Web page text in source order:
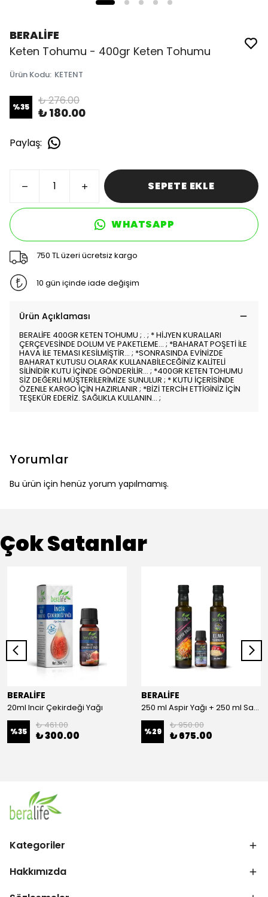
BERALİFE
Keten Tohumu - 400gr Keten Tohumu
Ürün Kodu: KETENT
%35 ₺ 276.00
₺ 180.00
Paylaş:
SEPETE EKLE
WHATSAPP
750 TL üzeri ücretsiz kargo
10 gün içinde iade değişim
Ürün Açıklaması
BERALİFE 400GR KETEN TOHUMU ; . ; * HİJYEN KURALLARI
ÇERÇEVESİNDE DOLUM VE PAKETLEME... ; *BAHARAT POŞETİ İLE
HAVA İLE TEMASI KESİLMİŞTİR... ; *SONRASINDA EVİNİZDE
BAHARAT KUTUSU OLARAK KULLANABİLECEĞİNİZ KALİTELİ
SİLİNİDİR KUTU İÇİNDE GÖNDERİLİR... ; *400GR KETEN TOHUMU
SİZ DEĞERLİ MÜŞTERİLERİMİZE SUNULUR ; * KUTU İÇERİSİNDE
ÖZENLE KARGO İÇİN HAZIRLANIR ; *BİZİ TERCİH ETTİGİNİZ İÇİN
TEŞEKÜR EDERİZ. SAĞLIKLA KULLANIN... ;
Yorumlar
Bu ürün için henüz yorum yapılmamış.
Çok Satanlar
BERALİFE
20ml Incir Çekirdeği Yağı
%35
₺ 461.00
₺ 300.00
BERALİFE
250 ml Aspir Yağı + 250 ml Sandaloz Sakızlı Elma Sirkesi + 20 ml Çörek Otu Yağı
%29
₺ 950.00
₺ 675.00
Kategoriler
Hakkımızda